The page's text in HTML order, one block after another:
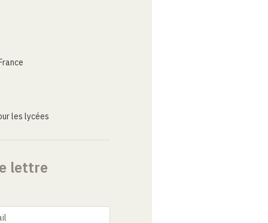
les lycées
lettre